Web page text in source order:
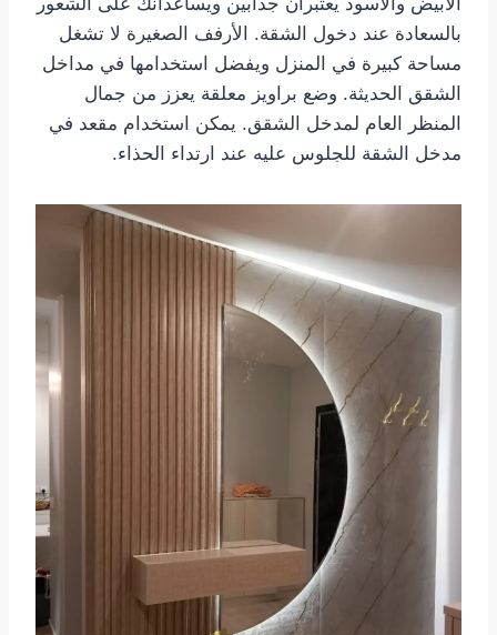
الأبيض والأسود يعتبران جذابين ويساعدانك على الشعور
بالسعادة عند دخول الشقة. الأرفف الصغيرة لا تشغل
مساحة كبيرة في المنزل ويفضل استخدامها في مداخل
الشقق الحديثة. وضع براويز معلقة يعزز من جمال
المنظر العام لمدخل الشقق. يمكن استخدام مقعد في
مدخل الشقة للجلوس عليه عند ارتداء الحذاء.